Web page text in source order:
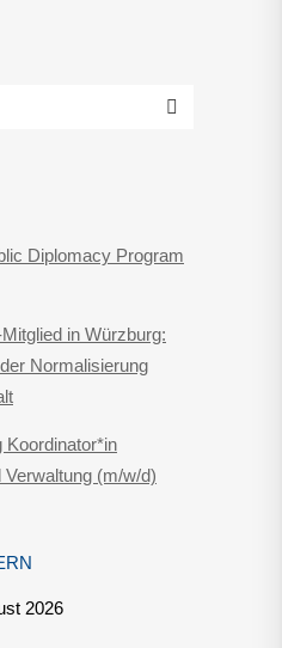
Diplomacy Program
in Würzburg:
Normalisierung
Koordinator*in
(m/w/d)
2026